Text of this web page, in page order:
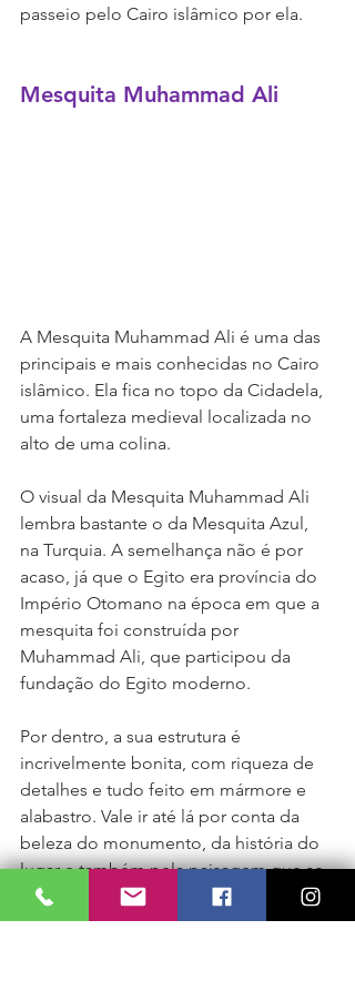
passeio pelo Cairo islâmico por ela.
Mesquita Muhammad Ali
A Mesquita Muhammad Ali é uma das
principais e mais conhecidas no Cairo
islâmico. Ela fica no topo da Cidadela,
uma fortaleza medieval localizada no
alto de uma colina.
O visual da Mesquita Muhammad Ali
lembra bastante o da Mesquita Azul,
na Turquia. A semelhança não é por
acaso, já que o Egito era província do
Império Otomano na época em que a
mesquita foi construída por
Muhammad Ali, que participou da
fundação do Egito moderno.
Por dentro, a sua estrutura é
incrivelmente bonita, com riqueza de
detalhes e tudo feito em mármore e
alabastro. Vale ir até lá por conta da
beleza do monumento, da história do
lugar e também pela paisagem que se
tem lá do alto.